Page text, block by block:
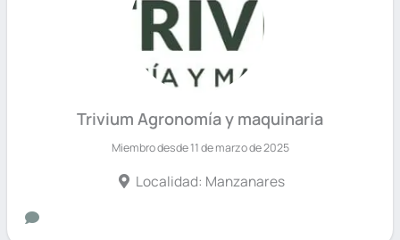
Trivium Agronomía y maquinaria
Miembro desde 11 de marzo de 2025
Localidad: Manzanares